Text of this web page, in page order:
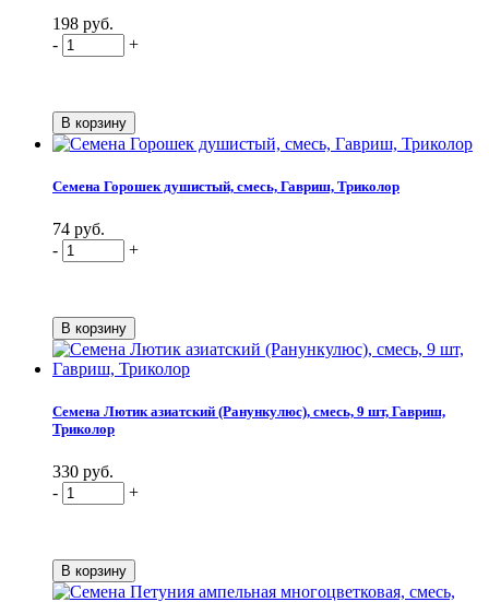
198 руб.
-
+
Семена Горошек душистый, смесь, Гавриш, Триколор
74 руб.
-
+
Семена Лютик азиатский (Ранункулюс), смесь, 9 шт, Гавриш,
Триколор
330 руб.
-
+